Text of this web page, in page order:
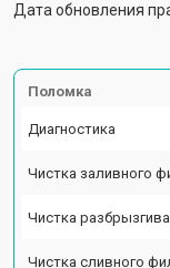
Дата обновления
Поломка
Диагностика
Чистка заливного
Чистка
Чистка сливного